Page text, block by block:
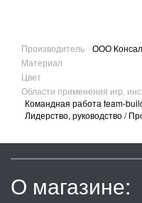
Производитель
ООО
Материал
Цвет
Области применения игр,
Командная работа team-
Лидерство, руководство /
О магазине: